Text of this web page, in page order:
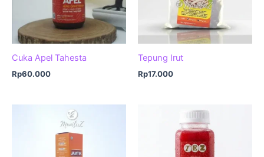
Cuka Apel Tahesta
Rp60.000
Tepung Irut
Rp17.000